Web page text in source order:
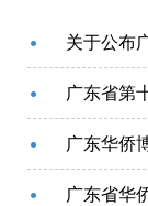
关于公布
广东省第
广东华侨
广东省华